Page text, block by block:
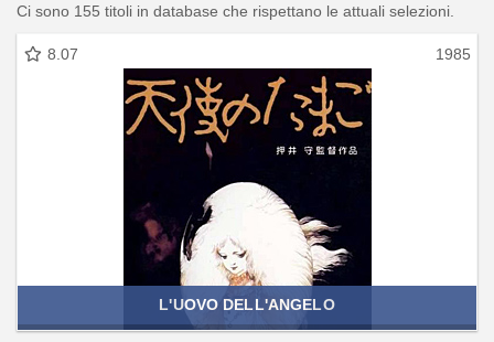
Ci sono 155 titoli in database che rispettano le attuali selezioni.
8.07 1985
L'UOVO DELL'ANGELO